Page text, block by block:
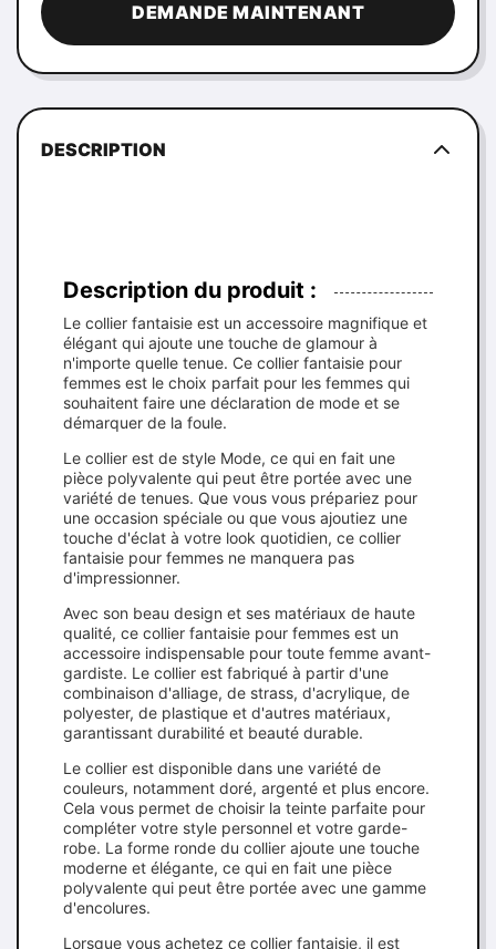
DEMANDE MAINTENANT
DESCRIPTION
Description du produit :
Le collier fantaisie est un accessoire magnifique et
élégant qui ajoute une touche de glamour à
n'importe quelle tenue. Ce collier fantaisie pour
femmes est le choix parfait pour les femmes qui
souhaitent faire une déclaration de mode et se
démarquer de la foule.
Le collier est de style Mode, ce qui en fait une
pièce polyvalente qui peut être portée avec une
variété de tenues. Que vous vous prépariez pour
une occasion spéciale ou que vous ajoutiez une
touche d'éclat à votre look quotidien, ce collier
fantaisie pour femmes ne manquera pas
d'impressionner.
Avec son beau design et ses matériaux de haute
qualité, ce collier fantaisie pour femmes est un
accessoire indispensable pour toute femme avant-
gardiste. Le collier est fabriqué à partir d'une
combinaison d'alliage, de strass, d'acrylique, de
polyester, de plastique et d'autres matériaux,
garantissant durabilité et beauté durable.
Le collier est disponible dans une variété de
couleurs, notamment doré, argenté et plus encore.
Cela vous permet de choisir la teinte parfaite pour
compléter votre style personnel et votre garde-
robe. La forme ronde du collier ajoute une touche
moderne et élégante, ce qui en fait une pièce
polyvalente qui peut être portée avec une gamme
d'encolures.
Lorsque vous achetez ce collier fantaisie, il est